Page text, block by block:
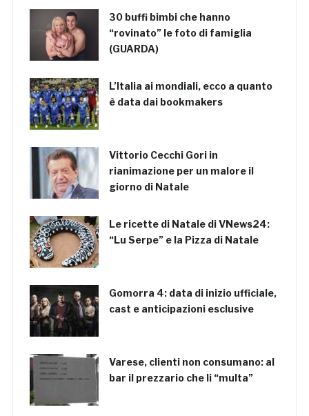
30 buffi bimbi che hanno
“rovinato” le foto di famiglia
(GUARDA)
L’Italia ai mondiali, ecco a quanto
è data dai bookmakers
Vittorio Cecchi Gori in
rianimazione per un malore il
giorno di Natale
Le ricette di Natale di VNews24:
“Lu Serpe” e la Pizza di Natale
Gomorra 4: data di inizio ufficiale,
cast e anticipazioni esclusive
Varese, clienti non consumano: al
bar il prezzario che li “multa”